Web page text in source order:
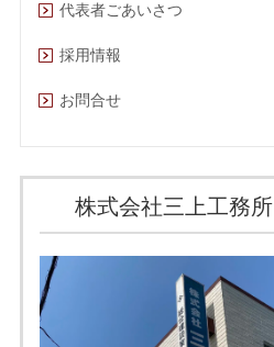
代表者ごあいさつ
採用情報
お問合せ
株式会社三上工務所